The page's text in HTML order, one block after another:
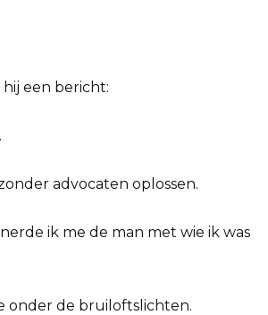
een bericht:
advocaten oplossen.
ik me de man met wie ik was
onder de bruiloftslichten.